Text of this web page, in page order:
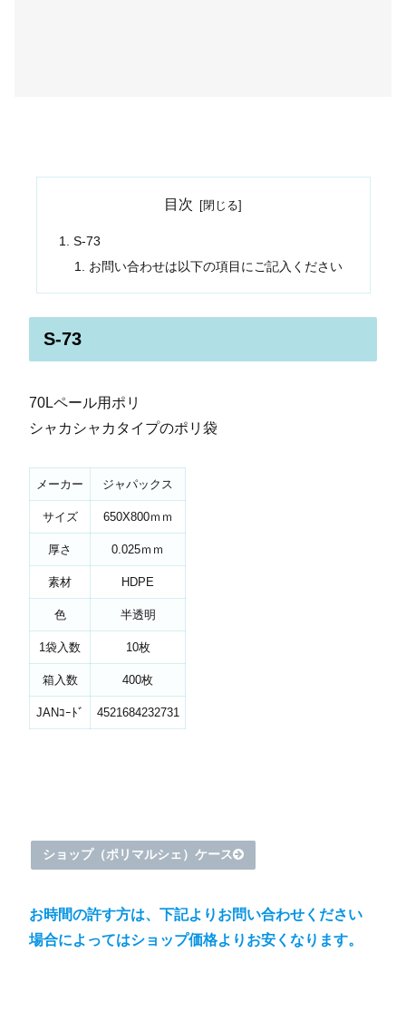
目次
S-73
お問い合わせは以下の項目にご記入ください
S-73
70Lペール用ポリ
シャカシャカタイプのポリ袋
メーカー ジャパックス
サイズ 650X800ｍｍ
厚さ 0.025ｍｍ
素材 HDPE
色 半透明
1袋入数 10枚
箱入数 400枚
JANｺｰﾄﾞ 4521684232731
ショップ（ポリマルシェ）ケース
お時間の許す方は、下記よりお問い合わせください
場合によってはショップ価格よりお安くなります。